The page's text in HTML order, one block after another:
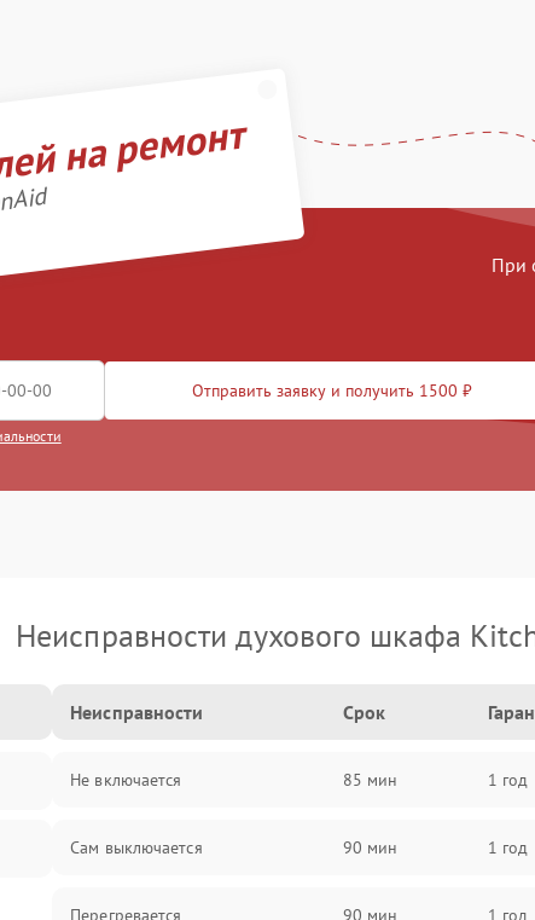
на ремонт
При
Отправить заявку и получить 1500 ₽
Неисправности духового шкафа
Неисправности Срок
Не включается 85 мин 1 год
Сам выключается 90 мин 1 год
Перегревается 90 мин 1 год